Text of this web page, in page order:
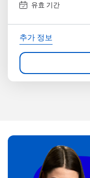
유효 기간
추가 정보